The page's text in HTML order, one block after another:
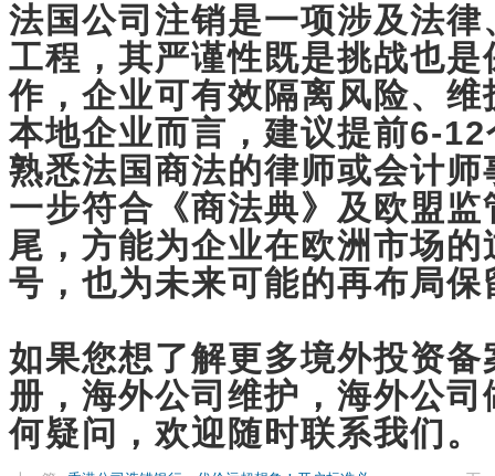
法国公司注销是一项涉及法
工程，其严谨性既是挑战也
作，企业可有效隔离风险、
本地企业而言，建议提前6-
熟悉法国商法的律师或会计
一步符合《商法典》及欧盟
尾，方能为企业在欧洲市场
号，也为未来可能的再布局保
如果您想了解更多境外投资
册，海外公司维护，海外公
何疑问，欢迎随时联系我们。